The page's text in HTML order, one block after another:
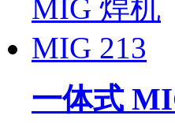
一体式